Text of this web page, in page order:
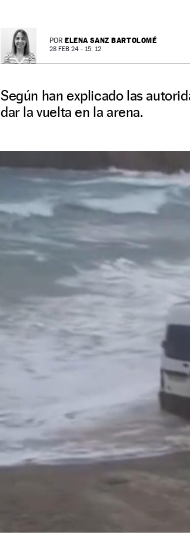
POR ELENA SANZ BARTOLOMÉ
28 FEB 24 - 15: 12
Según han explicado las
dar la vuelta en la arena.